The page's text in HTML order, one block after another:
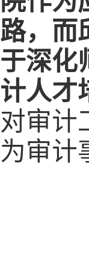
路，而
于深化
计人才
对审计
为审计